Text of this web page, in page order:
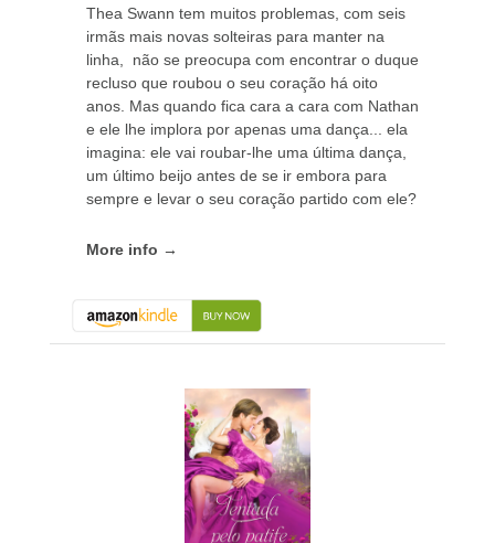
Thea Swann tem muitos problemas, com seis
irmãs mais novas solteiras para manter na
linha, não se preocupa com encontrar o duque
recluso que roubou o seu coração há oito
anos. Mas quando fica cara a cara com Nathan
e ele lhe implora por apenas uma dança... ela
imagina: ele vai roubar-lhe uma última dança,
um último beijo antes de se ir embora para
sempre e levar o seu coração partido com ele?
More info →